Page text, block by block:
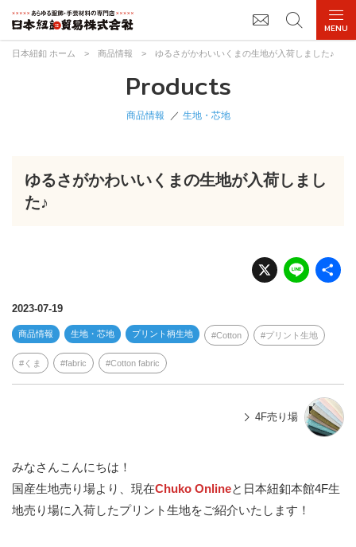
日本紐釦 ホーム > 商品情報 > ゆるさがかわいいくまの生地が入荷しました♪
Products
商品情報 生地・芯地
ゆるさがかわいいくまの生地が入荷しまし
た♪
X Li
n
2023-07-19
商品情報 生地・芯地 プリント柄生地 Cotton プリント生地
くま fabric Cotton fabric
4F売り場
みなさんこんにちは！
国産生地売り場より、現在Chuko Onlineと日本紐釦本館4F生
地売り場に入荷したプリント生地をご紹介いたします！